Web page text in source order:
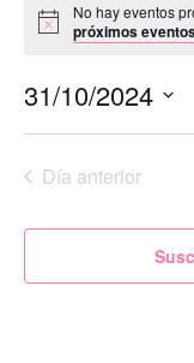
No hay eventos
próximos
31/10/2024
Día anterior